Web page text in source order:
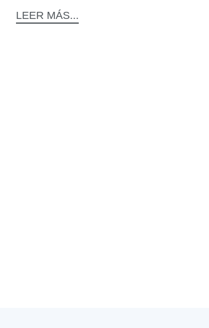
LEER MÁS...